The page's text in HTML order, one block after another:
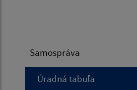
Samospráva
Úradná tabuľa